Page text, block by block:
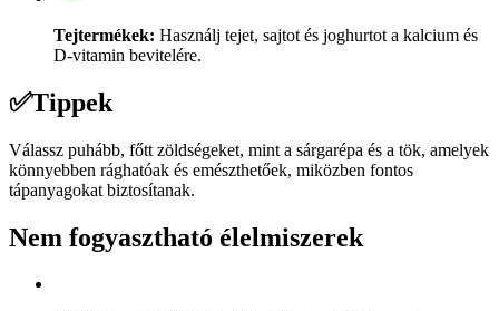
Tejtermékek: Használj tejet, sajtot és joghurtot a kalcium és
D-vitamin bevitelére.
✅Tippek
Válassz puhább, főtt zöldségeket, mint a sárgarépa és a tök, amelyek
könnyebben rághatóak és emészthetőek, miközben fontos
tápanyagokat biztosítanak.
Nem fogyasztható élelmiszerek